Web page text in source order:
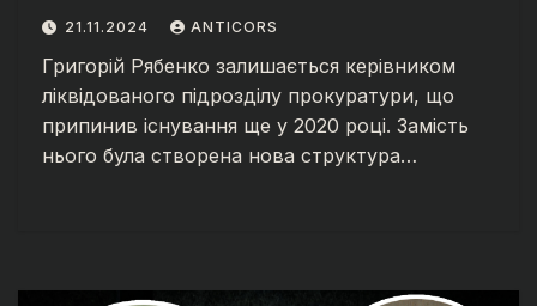
21.11.2024 ANTICORS
Григорій Рябенко залишається керівником
ліквідованого підрозділу прокуратури, що
припинив існування ще у 2020 році. Замість
нього була створена нова структура…